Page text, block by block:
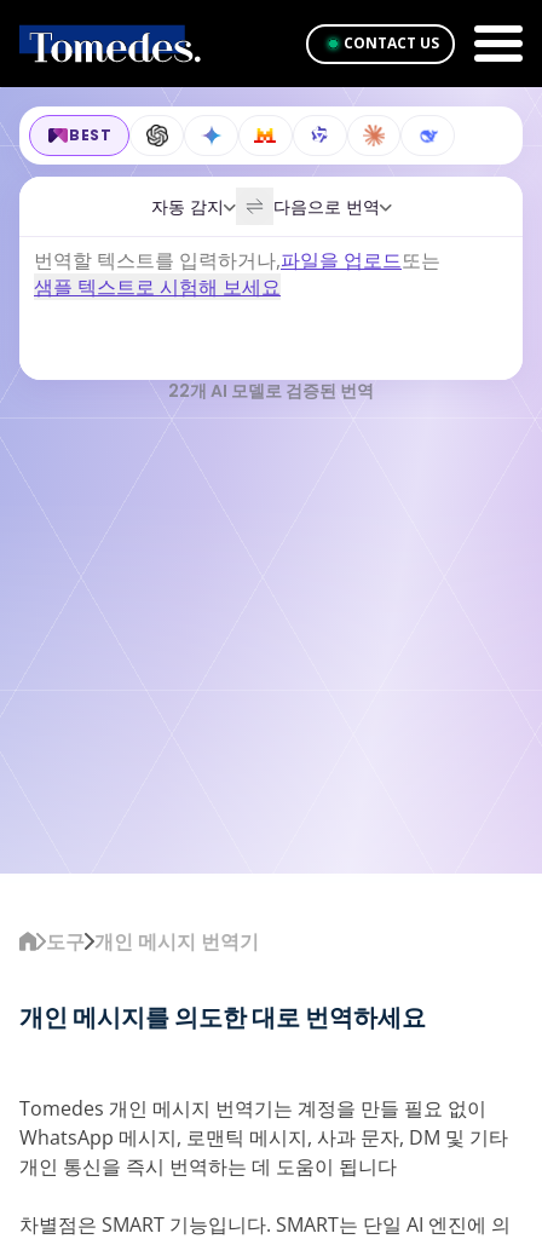
CONTACT US
도구 개인 메시지 번역기
개인 메시지를 의도한 대로 번역하세요
Tomedes 개인 메시지 번역기는 계정을 만들 필요 없이
WhatsApp 메시지, 로맨틱 메시지, 사과 문자, DM 및 기타
개인 통신을 즉시 번역하는 데 도움이 됩니다
차별점은 SMART 기능입니다. SMART는 단일 AI 엔진에 의